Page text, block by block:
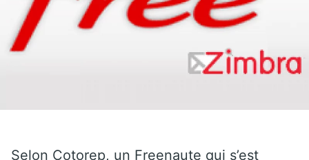
Selon Cotorep, un Freenaute qui s’est